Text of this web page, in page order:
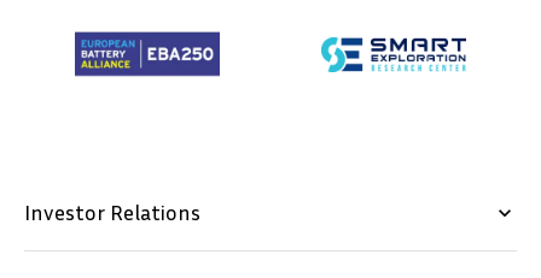
Investor Relations keyboard_arrow_down